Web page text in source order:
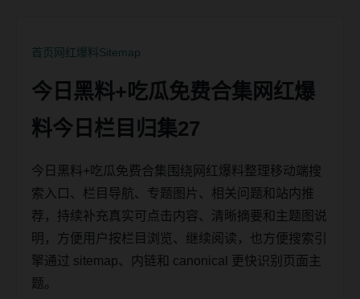
首页网红爆料Sitemap
今日黑料+吃瓜免费合集网红爆
料今日栏目归集27
今日黑料+吃瓜免费合集围绕网红爆料整理移动端搜
索入口、栏目导航、专题图片、相关问题和站内推
荐，持续补充真实可点击内容、清晰摘要和主题图说
明，方便用户按栏目浏览、继续阅读，也方便搜索引
擎通过 sitemap、内链和 canonical 更快识别页面主
题。